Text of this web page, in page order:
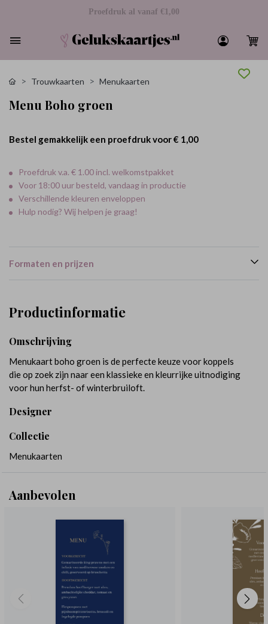
Proefdruk al vanaf €1,00
Trouwkaarten Menukaarten
Menu Boho groen
Bestel gemakkelijk een proefdruk voor€ 1,00
Proefdruk v.a. € 1.00 incl. welkomstpakket
Voor 18:00 uur besteld, vandaag in productie
Verschillende kleuren enveloppen
Hulp nodig? Wij helpen je graag!
Formaten en prijzen
Productinformatie
Omschrijving
Menukaart boho groen is de perfecte keuze voor koppels
die op zoek zijn naar een klassieke en kleurrijke uitnodiging
voor hun herfst- of winterbruiloft.
Designer
Collectie
Menukaarten
Aanbevolen